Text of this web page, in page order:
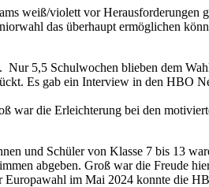
weiß/violett vor Herausforderungen
das überhaupt ermöglichen
5,5 Schulwochen blieben dem
Es gab ein Interview in den HBO
war die Erleichterung bei den
und Schüler von Klasse 7 bis 13
abgeben. Groß war die Freude
im Mai 2024 konnte die